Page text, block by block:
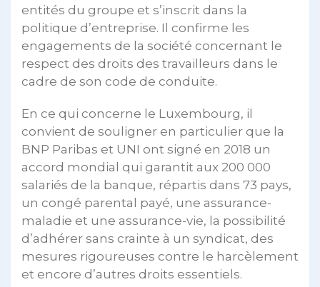
entités du groupe et s’inscrit dans la
politique d’entreprise. Il confirme les
engagements de la société concernant le
respect des droits des travailleurs dans le
cadre de son code de conduite.
En ce qui concerne le Luxembourg, il
convient de souligner en particulier que la
BNP Paribas et UNI ont signé en 2018 un
accord mondial qui garantit aux 200 000
salariés de la banque, répartis dans 73 pays,
un congé parental payé, une assurance-
maladie et une assurance-vie, la possibilité
d’adhérer sans crainte à un syndicat, des
mesures rigoureuses contre le harcèlement
et encore d’autres droits essentiels.